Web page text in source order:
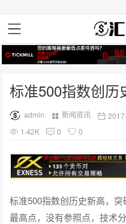
标准500指数创历
admin 新闻资讯
1.42K
0 0
标准500指数创历史新高，
最高点，没有参照点，技术